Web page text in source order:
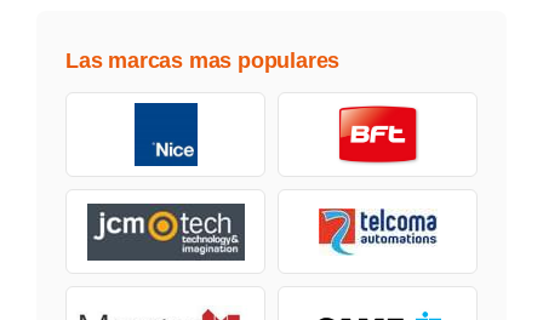
Las marcas mas populares